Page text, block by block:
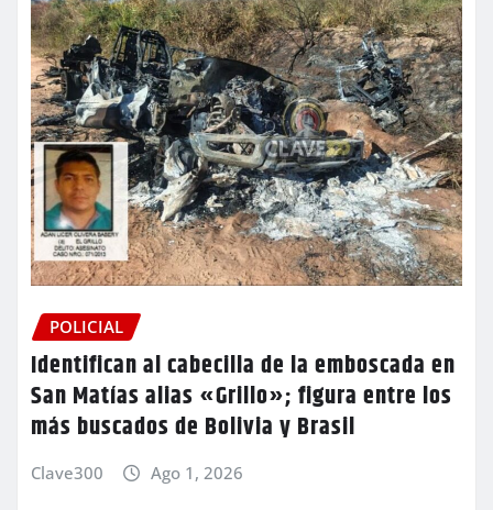
POLICIAL
Identifican al cabecilla de la emboscada en
San Matías alias «Grillo»; figura entre los
más buscados de Bolivia y Brasil
Clave300 Ago 1, 2026